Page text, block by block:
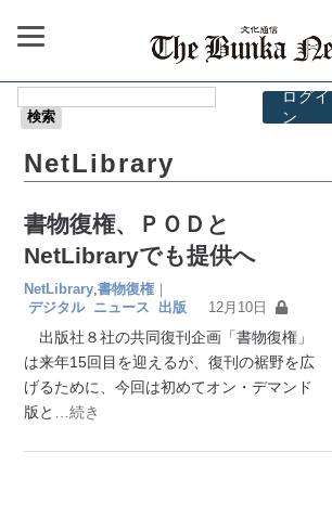
ログイ
ン
NetLibrary
書物復権、ＰＯＤと
NetLibraryでも提供へ
NetLibrary ,書物復権 ｜
デジタル ニュース 出版 12月10日
出版社８社の共同復刊企画「書物復権」
は来年15回目を迎えるが、復刊の裾野を広
げるために、今回は初めてオン・デマンド
版と
…続き